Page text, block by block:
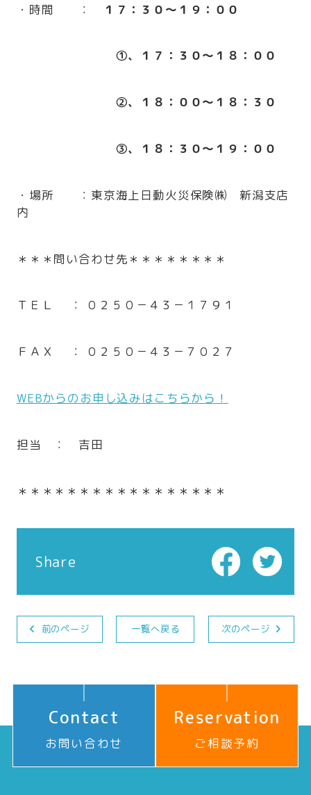
・時間 ： １７：３０～１９：００
①、１７：３０～１８：００
②、１８：００～１８：３０
③、１８：３０～１９：００
・場所 ：東京海上日動火災保険㈱ 新潟支店
内
＊＊＊問い合わせ先＊＊＊＊＊＊＊＊
ＴＥＬ ： ０２５０－４３－１７９１
ＦＡＸ ： ０２５０－４３－７０２７
WEBからのお申し込みはこちらから！
担当 ： 吉田
＊＊＊＊＊＊＊＊＊＊＊＊＊＊＊＊＊
Share
前のページ 一覧へ戻る 次のページ
Contact
お問い合わせ
Reservation
ご相談予約